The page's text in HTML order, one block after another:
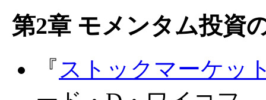
第2章 モメンタム投資
『 ストックマーケッ